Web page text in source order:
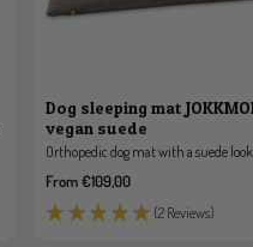
Dog sleeping mat
vegan suede
Orthopedic dog mat with a suede look
Sale
price
From €109,00
(2 Reviews)